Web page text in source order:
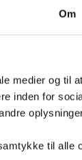
Om
medier og til
inden for
til alle